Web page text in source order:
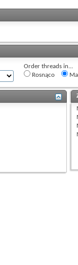
Order threads in...
Rosnąco